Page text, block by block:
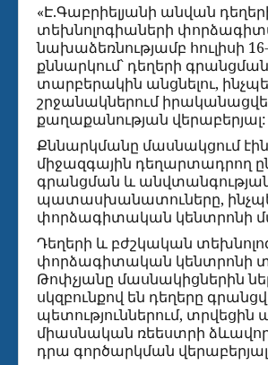
«Է.Գաբրիելյանի անվան
տեխնոլոգիաների
նախաձեռնությամբ հուլիսի
քննարկում՝ դեղերի
տարբերակին անցնելու,
շրջանակներում
քաղաքանության վերաբերյալ:
Քննարկմանը մասնակցում
միջազգային դեղարտադրող
գրանցման և
պատասխանատուները,
փորձագիտական կենտրոնի
Դեղերի և բժշկական
փորձագիտական կենտրոնի
Թոփչյանը մասնակիցներին
սկզբունքով են դեղերը
պետություններում,
միասնական ռեեստրի
դրա գործարկման